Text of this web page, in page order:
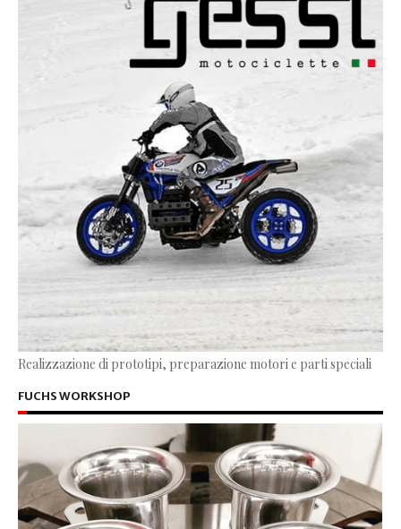
Realizzazione di prototipi, preparazione motori e parti speciali
FUCHS WORKSHOP